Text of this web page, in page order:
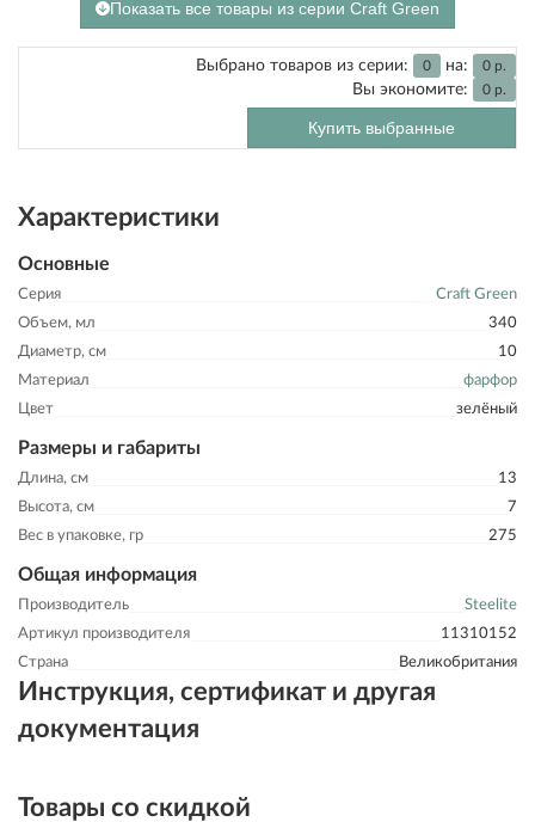
Показать все товары из серии Craft Green
Выбрано товаров из серии: 0 на: 0 р.
Вы экономите: 0 р.
Купить выбранные
Характеристики
Основные
Серия
Craft Green
Объем, мл
340
Диаметр, см
10
Материал
фарфор
Цвет
зелёный
Размеры и габариты
Длина, см
13
Высота, см
7
Вес в упаковке, гр
275
Общая информация
Производитель
Steelite
Артикул производителя
11310152
Страна
Великобритания
Инструкция, сертификат и другая
документация
Товары со скидкой